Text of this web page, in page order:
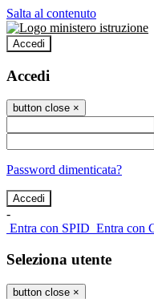
Salta al contenuto
Accedi
Accedi
button close ×
Password dimenticata?
-
Entra con SPID Entra con
Seleziona utente
button close ×